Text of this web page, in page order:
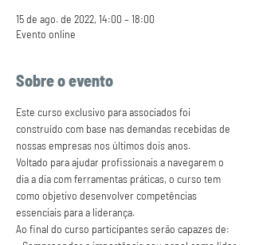
15 de ago. de 2022, 14:00 – 18:00
Evento online
Sobre o evento
Este curso exclusivo para associados foi
construído com base nas demandas recebidas de
nossas empresas nos últimos dois anos.
Voltado para ajudar profissionais a navegarem o
dia a dia com ferramentas práticas, o curso tem
como objetivo desenvolver competências
essenciais para a liderança.
Ao final do curso participantes serão capazes de: